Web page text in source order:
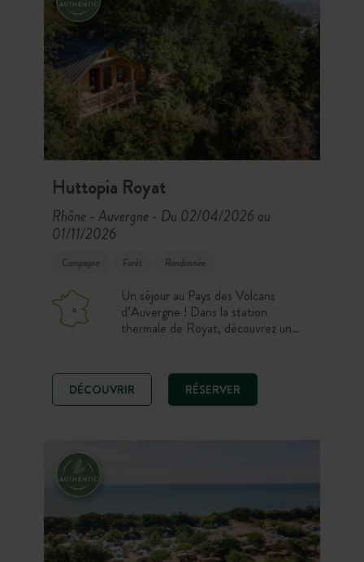
Huttopia Royat
Rhône - Auvergne - Du 02/04/2026 au
01/11/2026
Campagne Forêt Randonnée
Un séjour au Pays des Volcans
d’Auvergne ! Dans la station
thermale de Royat, découvrez un
vous à l’ombre des arbres ou dans la
piscine après une journée
d’aventures et à deux pas des plus
DÉCOUVRIR RÉSERVER